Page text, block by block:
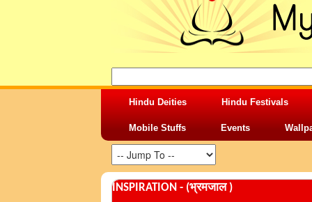
Hindu Deities Hindu Festivals
Mobile Stuffs Events
INSPIRATION - (भ्रमजाल )